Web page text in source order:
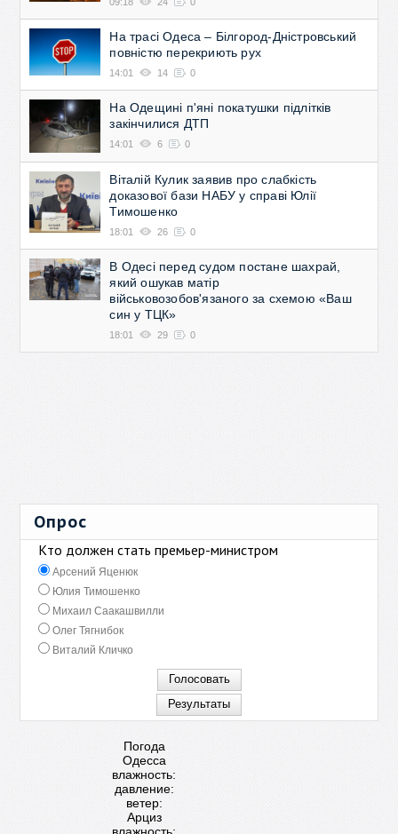
На трасі Одеса – Білгород-Дністровський
повністю перекриють рух
14:01 14 0
На Одещині п'яні покатушки підлітків
закінчилися ДТП
14:01 6 0
Віталій Кулик заявив про слабкість
доказової бази НАБУ у справі Юлії
Тимошенко
18:01 26 0
В Одесі перед судом постане шахрай,
який ошукав матір
військовозобов'язаного за схемою «Ваш
син у ТЦК»
18:01 29 0
Опрос
Кто должен стать премьер-министром
Арсений Яценюк
Юлия Тимошенко
Михаил Саакашвилли
Олег Тягнибок
Виталий Кличко
Погода
Одесса
влажность:
давление:
ветер:
Арциз
влажность: